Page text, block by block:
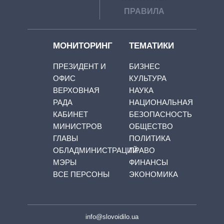
ПРАВИЛА
МОНИТОРИНГ
ПРЕЗИДЕНТ И
ОФИС
ВЕРХОВНАЯ
РАДА
КАБИНЕТ
МИНИСТРОВ
ГЛАВЫ
ОБЛАДМИНИСТРАЦИЙ
МЭРЫ
ВСЕ ПЕРСОНЫ
ТЕМАТИКИ
БИЗНЕС
КУЛЬТУРА
НАУКА
НАЦИОНАЛЬНАЯ
БЕЗОПАСНОСТЬ
ОБЩЕСТВО
ПОЛИТИКА
ПРАВО
ФИНАНСЫ
ЭКОНОМИКА
info@slovoidilo.ua